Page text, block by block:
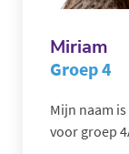
Miriam
Groep 4
Mijn naam
voor groep